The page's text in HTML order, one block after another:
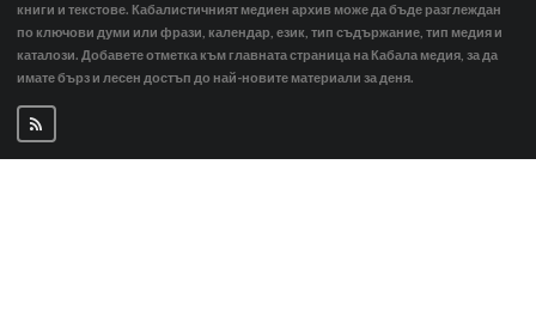
книги и текстове. Кабалистичният медиен архив може да бъде разглеждан
по ключови думи или фрази, календар, език, тип съдържание, тип медия и
каталози. Добавете отметка към главната страница на Кабала медия, за да
имате бърз и лесен достъп до най-новите материали за деня.